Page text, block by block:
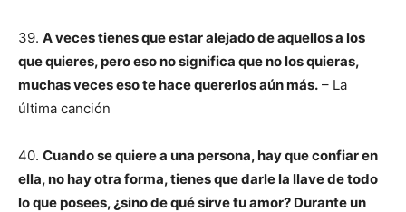
39. A veces tienes que estar alejado de aquellos a los
que quieres, pero eso no significa que no los quieras,
muchas veces eso te hace quererlos aún más. – La
última canción
40. Cuando se quiere a una persona, hay que confiar en
ella, no hay otra forma, tienes que darle la llave de todo
lo que posees, ¿sino de qué sirve tu amor? Durante un